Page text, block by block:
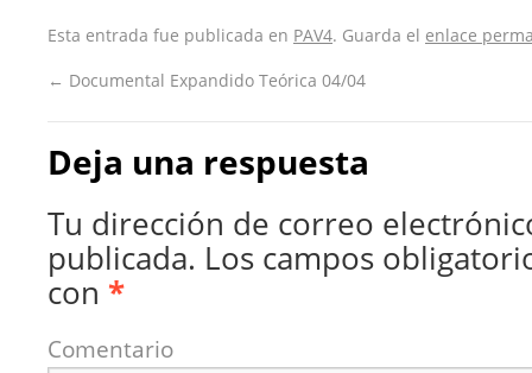
Esta entrada fue publicada en PAV4. Guarda el enlace
← Documental Expandido Teórica 04/04
Deja una respuesta
Tu dirección de correo
publicada. Los campos
con *
Comentario